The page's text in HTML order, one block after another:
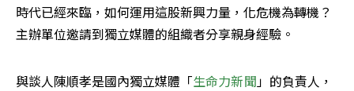
時代已經來臨，如何運用這股新興力量，化危機為轉機？
主辦單位邀請到獨立媒體的組織者分享親身經驗。
與談人陳順孝是國內獨立媒體「生命力新聞」的負責人，